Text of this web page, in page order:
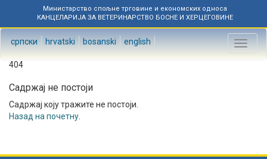
Министарство спољне трговине и економских односа
КАНЦЕЛАРИЈА ЗА ВЕТЕРИНАРСТВО БОСНЕ И ХЕРЦЕГОВИНЕ
српски hrvatski bosanski english
Toggle
404
Садржај не постоји
Садржај коју тражите не постоји.
Назад на почетну